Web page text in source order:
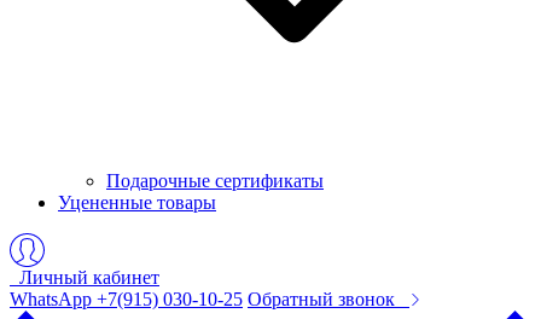
Подарочные сертификаты
Уцененные товары
Личный кабинет
WhatsApp +7(915) 030-10-25 Обратный звонок